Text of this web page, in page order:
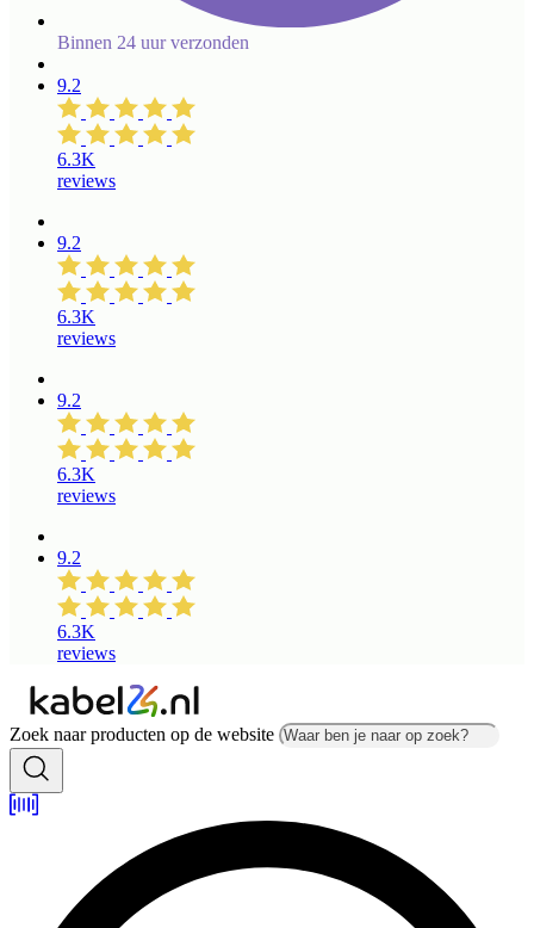
Binnen 24 uur verzonden
9.2
6.3K
reviews
9.2
6.3K
reviews
9.2
6.3K
reviews
9.2
6.3K
reviews
Zoek naar producten op de website